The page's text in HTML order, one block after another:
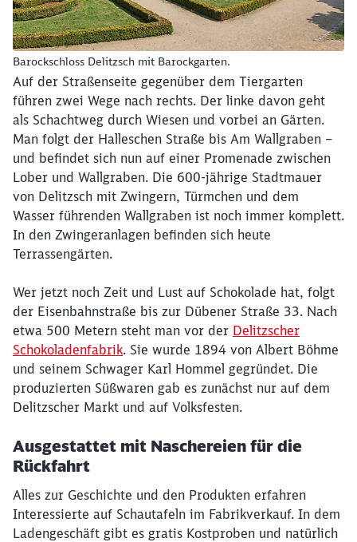
Barockschloss Delitzsch mit Barockgarten.
Auf der Straßenseite gegenüber dem Tiergarten
führen zwei Wege nach rechts. Der linke davon geht
als Schachtweg durch Wiesen und vorbei an Gärten.
Man folgt der Halleschen Straße bis Am Wallgraben –
und befindet sich nun auf einer Promenade zwischen
Lober und Wallgraben. Die 600-jährige Stadtmauer
von Delitzsch mit Zwingern, Türmchen und dem
Wasser führenden Wallgraben ist noch immer komplett.
In den Zwingeranlagen befinden sich heute
Terrassengärten.
Wer jetzt noch Zeit und Lust auf Schokolade hat, folgt
der Eisenbahnstraße bis zur Dübener Straße 33. Nach
etwa 500 Metern steht man vor der Delitzscher
Schokoladenfabrik. Sie wurde 1894 von Albert Böhme
und seinem Schwager Karl Hommel gegründet. Die
produzierten Süßwaren gab es zunächst nur auf dem
Delitzscher Markt und auf Volksfesten.
Ausgestattet mit Naschereien für die
Rückfahrt
Alles zur Geschichte und den Produkten erfahren
Interessierte auf Schautafeln im Fabrikverkauf. In dem
Ladengeschäft gibt es gratis Kostproben und natürlich